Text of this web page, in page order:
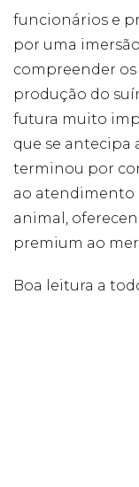
funcionários e
por uma
compreender
produção do
futura muito
que se antecipa
terminou por
ao atendimento
animal,
premium ao
Boa leitura a